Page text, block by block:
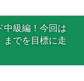
中級編！今回は
までを目標に走